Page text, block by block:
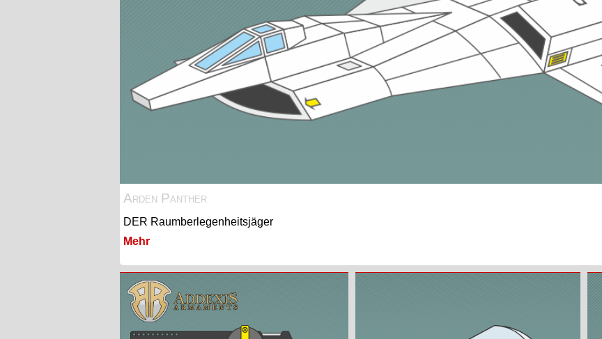
Arden Panther
DER Raumberlegenheitsjäger
Mehr